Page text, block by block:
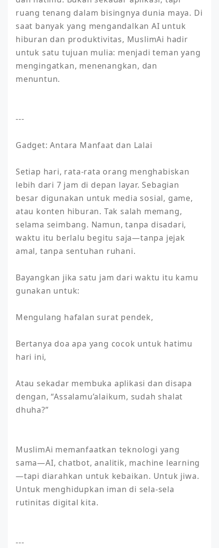
ruang tenang dalam bisingnya dunia maya. Di
saat banyak yang mengandalkan AI untuk
hiburan dan produktivitas, MuslimAi hadir
untuk satu tujuan mulia: menjadi teman yang
mengingatkan, menenangkan, dan
menuntun.
---
Gadget: Antara Manfaat dan Lalai
Setiap hari, rata-rata orang menghabiskan
lebih dari 7 jam di depan layar. Sebagian
besar digunakan untuk media sosial, game,
atau konten hiburan. Tak salah memang,
selama seimbang. Namun, tanpa disadari,
waktu itu berlalu begitu saja—tanpa jejak
amal, tanpa sentuhan ruhani.
Bayangkan jika satu jam dari waktu itu kamu
gunakan untuk:
Mengulang hafalan surat pendek,
Bertanya doa apa yang cocok untuk hatimu
hari ini,
Atau sekadar membuka aplikasi dan disapa
dengan, “Assalamu’alaikum, sudah shalat
dhuha?”
MuslimAi memanfaatkan teknologi yang
sama—AI, chatbot, analitik, machine learning
—tapi diarahkan untuk kebaikan. Untuk jiwa.
Untuk menghidupkan iman di sela-sela
rutinitas digital kita.
---